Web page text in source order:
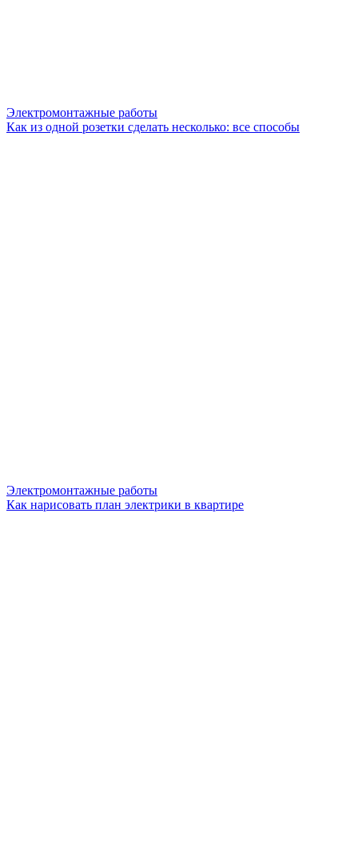
Электромонтажные работы
Как из одной розетки сделать несколько: все способы
Электромонтажные работы
Как нарисовать план электрики в квартире